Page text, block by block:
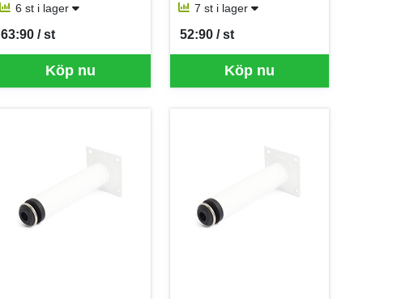
6 st i lager
Köp nu
63:90 / st
SEK per ST
7 st i lager
Köp nu
52:90 / st
SEK per ST